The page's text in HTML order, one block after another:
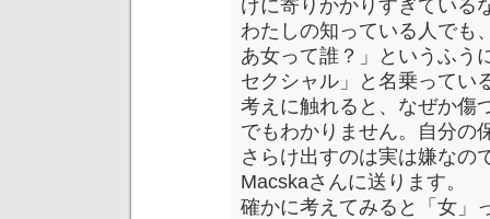
けに寄りかかりすぎている
わたしの知っている人でも
あ女って誰？」というふう
セクシャル」と名乗ってい
考えに触れると、なぜか傷
でもわかりません。自分の
さらけ出すのは実は嫌なの
Macskaさんに送ります。
確かに考えてみると「女」